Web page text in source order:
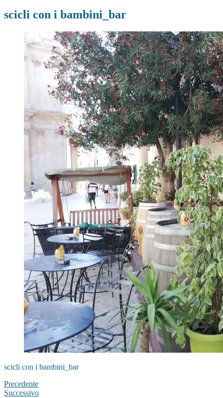
scicli con i bambini_bar
scicli con i bambini_bar
Precedente
Successivo